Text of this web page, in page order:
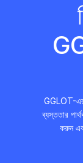
GGLOT-এর
ব্যস্ততার
করুন